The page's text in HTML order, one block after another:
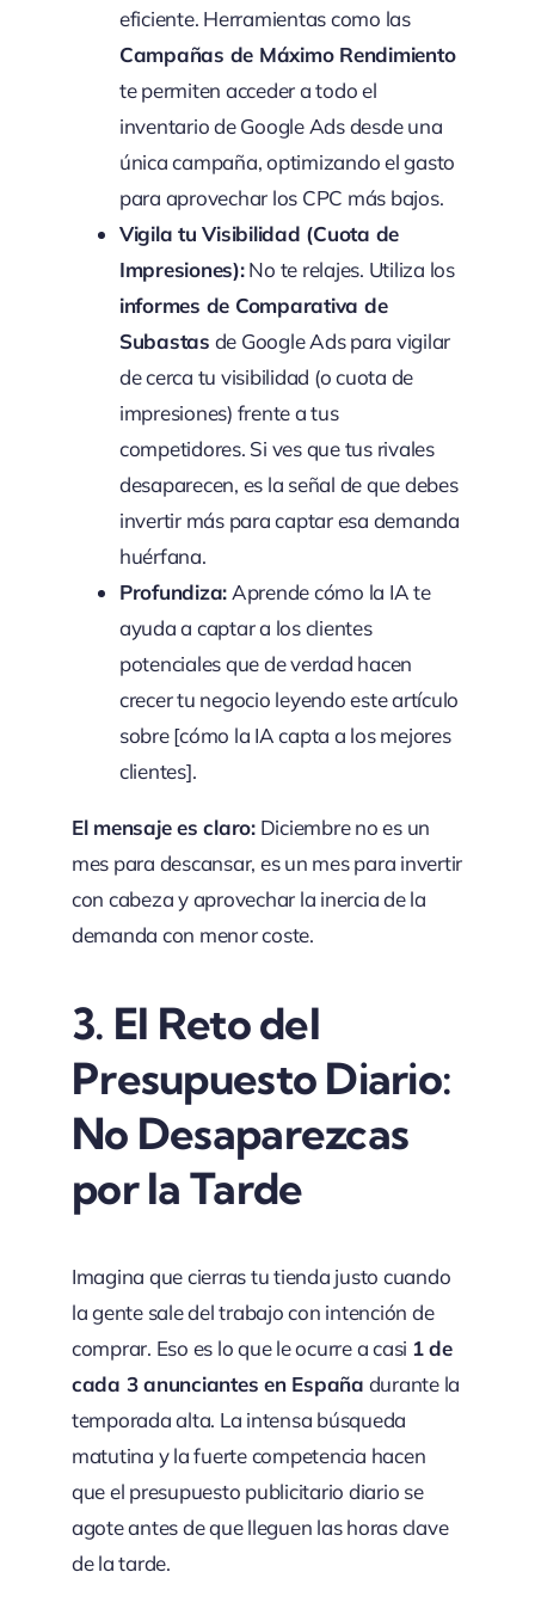
eficiente. Herramientas como las
Campañas de Máximo Rendimiento
te permiten acceder a todo el
inventario de Google Ads desde una
única campaña, optimizando el gasto
para aprovechar los CPC más bajos.
Vigila tu Visibilidad (Cuota de
Impresiones):No te relajes. Utiliza los
informes de Comparativa de
Subastas de Google Ads para vigilar
de cerca tu visibilidad (o cuota de
impresiones) frente a tus
competidores. Si ves que tus rivales
desaparecen, es la señal de que debes
invertir más para captar esa demanda
huérfana.
Profundiza: Aprende cómo la IA te
ayuda a captar a los clientes
potenciales que de verdad hacen
crecer tu negocio leyendo este artículo
sobre [cómo la IA capta a los mejores
clientes].
El mensaje es claro:Diciembre no es un
mes para descansar, es un mes para invertir
con cabeza y aprovechar la inercia de la
demanda con menor coste.
3. El Reto del
Presupuesto Diario:
No Desaparezcas
por la Tarde
Imagina que cierras tu tienda justo cuando
la gente sale del trabajo con intención de
comprar. Eso es lo que le ocurre a casi 1 de
cada 3 anunciantes en España durante la
temporada alta. La intensa búsqueda
matutina y la fuerte competencia hacen
que el presupuesto publicitario diario se
agote antes de que lleguen las horas clave
de la tarde.